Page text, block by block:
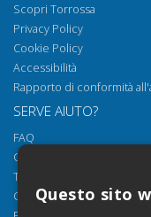
Scopri Torrossa
Privacy Policy
Cookie Policy
Accessibilità
Rapporto di conformità
SERVE AIUTO?
FAQ
Come aprire i nostri
Torrossa Reader
Condizioni d'uso
Questo sito